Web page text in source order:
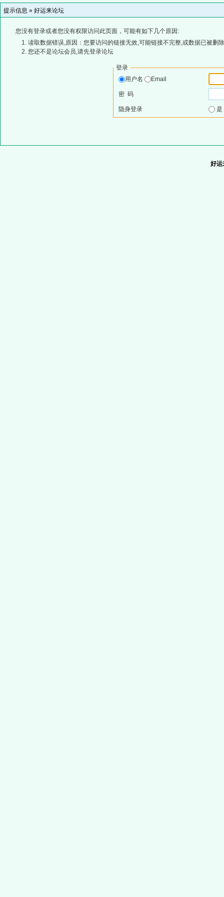
提示信息 » 好运来论坛
您没有登录或者您没有权限访问此页面，可能有如下几个原因:
读取数据错误,原因：您要访问的链接无效,可能链接不完整,或数据已被删
您还不是论坛会员,请先登录论坛
登录
用户名
Email
密 码
隐身登录
好